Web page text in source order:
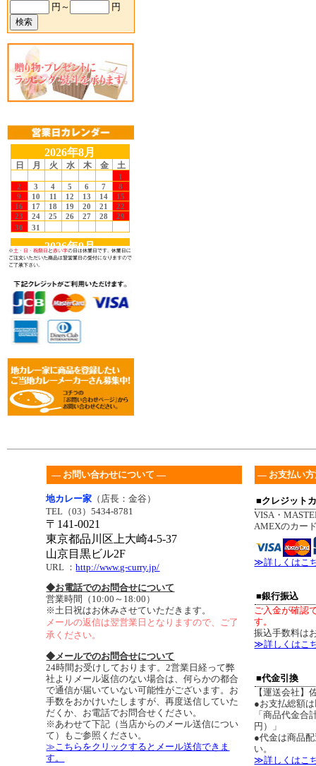
円～
円
― お問い合わせについて ―
地カレー家 （店長：金谷）
TEL（03）5434-8781
〒141-0021
東京都品川区上大崎4-5-37
山京目黒ビル2F
URL ：http://www.g-curry.jp/
◆お電話でのお問合せについて
営業時間（10:00～18:00）
※土日祝はお休みさせていただきます。
メールの返信は翌営業日となりますので、ご了
承ください。
◆メールでのお問合せについて
24時間お受けしております。2営業日経って弊
社よりメール返信のない場合は、何らかの都合
で通信が届いていない可能性がございます。お
手数をおかけいたしますが、再度送信していた
だくか、お電話でお問合せください。
※あわせて下記（当店からのメール送信につい
て）もご参照ください。
≫こちらをクリックするとメール送信できま
す。
― お支払い
■クレジット
VISA・
AMEXのカー
≫詳しくはこ
■銀行振込
ご入金が確認
す。
振込手数料は
≫詳しくはこ
■代金引換
【運送会社】
●お支払総額
「商品代金合
円）」
●代金は商品
い。
≫詳しくはこ